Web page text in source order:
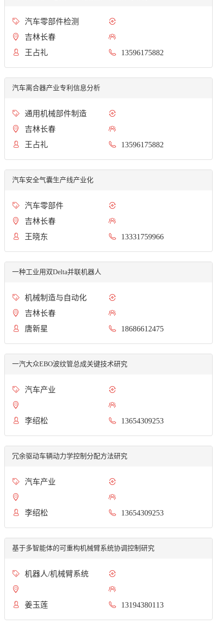
汽车零部件检测
吉林长春
王占礼
13596175882
汽车离合器产业专利信息分析
通用机械部件制造
吉林长春
王占礼
13596175882
汽车安全气囊生产线产业化
汽车零部件
吉林长春
王晓东
13331759966
一种工业用双Delta并联机器人
机械制造与自动化
吉林长春
唐新星
18686612475
一汽大众EBO波纹管总成关键技术研究
汽车产业
李绍松 13654309253
冗余驱动车辆动力学控制分配方法研究
汽车产业
李绍松 13654309253
基于多智能体的可重构机械臂系统协调控制研究
机器人/机械臂系统
姜玉莲 13194380113